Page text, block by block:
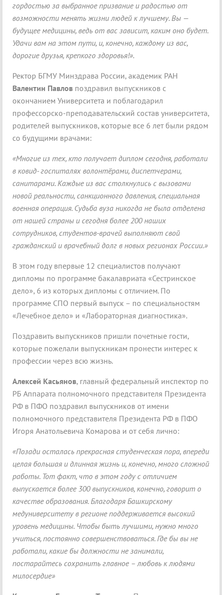
гордостью за выбранное призвание и радостью от
возможности менять жизни людей к лучшему. Вы —
будущее медицины, ведь от вас зависит, каким оно будет.
Удачи вам на этом пути, и, конечно, каждому из вас,
дорогие друзья, крепкого здоровья!».
Ректор БГМУ Минздрава России, академик РАН
Валентин Павлов поздравил выпускников с
окончанием Университета и поблагодарил
профессорско-преподавательский состав университета,
родителей выпускников, которые все 6 лет были рядом
со будущими врачами:
«Многие из тех, кто получает диплом сегодня, работали
в ковид- госпиталях волонтёрами, диспетчерами,
санитарами. Каждые из вас столкнулись с вызовами
новой реальности, санкционного давления, специальная
военная операция. Судьба вуза никогда не была отделена
от нашей страны и сегодня более 200 наших
сотрудников, студентов-врачей выполняют свой
гражданский и врачебный долг в новых регионах России.»
В этом году впервые 12 специалистов получают
дипломы по программе бакалавриата «Сестринское
дело», 6 из которых дипломы с отличием. По
программе СПО первый выпуск – по специальностям
«Лечебное дело» и «Лабораторная диагностика».
Поздравить выпускников пришли почетные гости,
которые пожелали выпускникам пронести интерес к
профессии через всю жизнь.
Алексей Касьянов, главный федеральный инспектор по
РБ Аппарата полномочного представителя Президента
РФ в ПФО поздравил выпускников от имени
полномочного представителя Президента РФ в ПФО
Игоря Анатольевича Комарова и от себя лично:
«Позади осталась прекрасная студенческая пора, впереди
целая большая и длинная жизнь и, конечно, много сложной
работы. Тот факт, что в этом году с отличием
выпускается более 300 выпускников, конечно, говорит о
качестве образования. Благодаря Башкирскому
медуниверситету в регионе поддерживается высокий
уровень медицины. Чтобы быть лучшими, нужно много
учиться, постоянно совершенствоваться. Где бы вы не
работали, какие бы должности не занимали,
постарайтесь сохранить главное – любовь к людями
милосердие»